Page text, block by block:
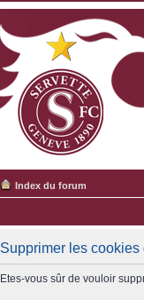
Index du forum
Supprimer les cookies
Etes-vous sûr de vouloir